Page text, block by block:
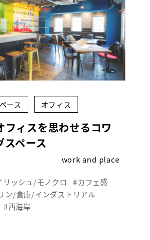
ース オフィス
フィスを思わせるコワ
スペース
work and place
リッシュ/モノクロ #カフェ感
ン/倉庫/インダストリアル
#西海岸